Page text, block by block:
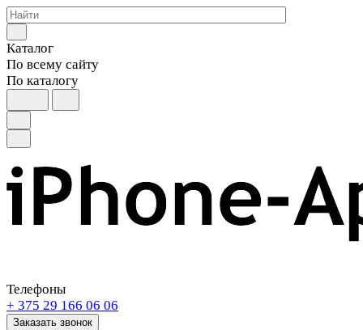
Каталог
По всему сайту
По каталогу
Телефоны
+ 375 29 166 06 06
Заказать звонок